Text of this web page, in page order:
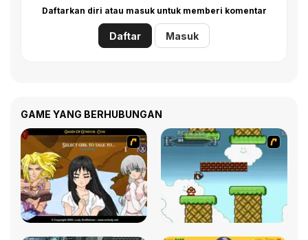
Daftarkan diri atau masuk untuk memberi komentar
Daftar Masuk
GAME YANG BERHUBUNGAN